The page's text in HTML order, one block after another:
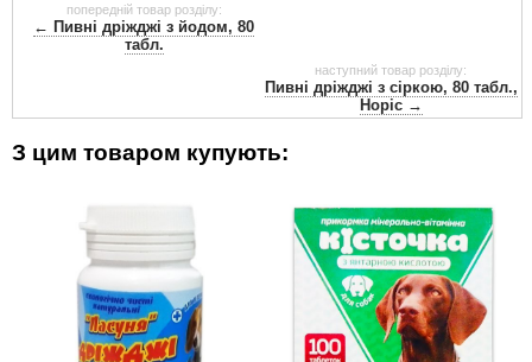
попередній товар розділу:
← Пивні дріжджі з йодом, 80
табл.
наступний товар розділу:
Пивні дріжджі з сіркою, 80 табл.,
Норіс →
З цим товаром купують: